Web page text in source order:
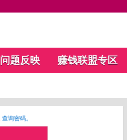
问题反映 赚钱联盟专区
查询密码。